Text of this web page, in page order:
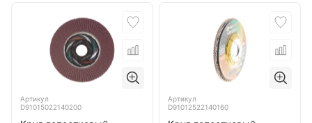
Артикул
D91015022140200
Артикул
D91012522140160